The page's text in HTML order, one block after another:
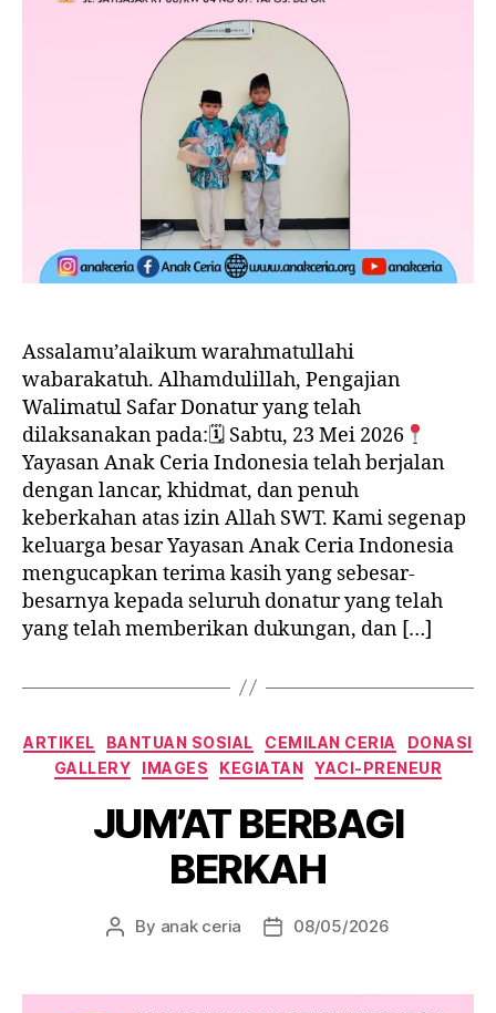
Assalamu’alaikum warahmatullahi
wabarakatuh. Alhamdulillah, Pengajian
Walimatul Safar Donatur yang telah
dilaksanakan pada:🗓 Sabtu, 23 Mei 2026
Yayasan Anak Ceria Indonesia telah berjalan
dengan lancar, khidmat, dan penuh
keberkahan atas izin Allah SWT. Kami segenap
keluarga besar Yayasan Anak Ceria Indonesia
mengucapkan terima kasih yang sebesar-
besarnya kepada seluruh donatur yang telah
yang telah memberikan dukungan, dan […]
Categories
ARTIKEL BANTUAN SOSIAL CEMILAN CERIA
DONASI
GALLERY
IMAGES KEGIATAN YACI-PRENEUR
JUM’AT BERBAGI
BERKAH
Post
By anak ceria
Post08/05/2026